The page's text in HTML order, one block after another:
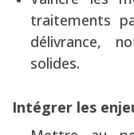
traitements
délivrance,
solides.
Intégrer les